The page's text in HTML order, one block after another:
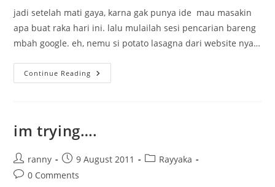
jadi setelah mati gaya, karna gak punya ide mau masakin
apa buat raka hari ini. lalu mulailah sesi pencarian bareng
mbah google. eh, nemu si potato lasagna dari website nya…
Continue Reading Potato
Lasagna
im trying….
Post
author:
ranny
Post
published:
9 August 2011
PostRayyaka
Post0 Comments